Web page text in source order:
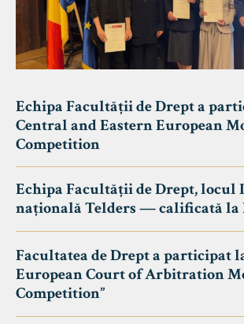
Echipa Facultății de Drept a
Central and Eastern European
Competition
Echipa Facultății de Drept, locul
națională Telders — calificată la
Facultatea de Drept a participat
European Court of Arbitration
Competition”